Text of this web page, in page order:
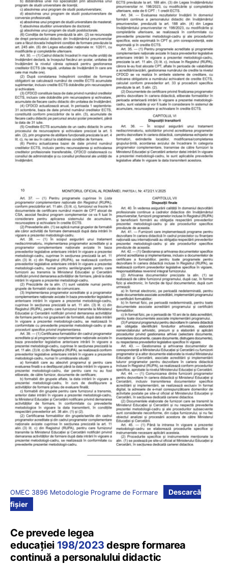
OMEC 3896 Metodologie Programe de Formare
Descarcă
fișier
Ce prevede legea
educației 198/2023 despre formarea
continuă a personalului didactic